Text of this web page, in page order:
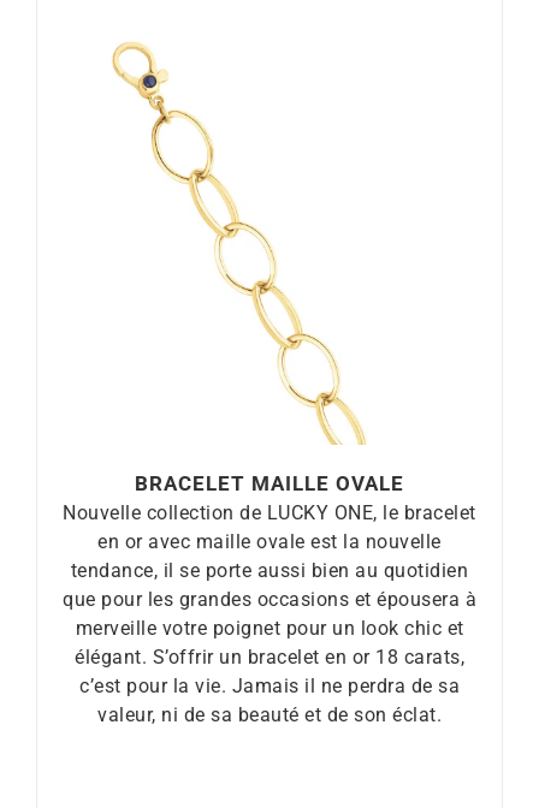
BRACELET MAILLE OVALE
Nouvelle collection de LUCKY ONE, le bracelet
en or avec maille ovale est la nouvelle
tendance, il se porte aussi bien au quotidien
que pour les grandes occasions et épousera à
merveille votre poignet pour un look chic et
élégant. S’offrir un bracelet en or 18 carats,
c’est pour la vie. Jamais il ne perdra de sa
valeur, ni de sa beauté et de son éclat.